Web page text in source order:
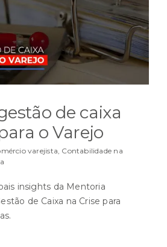
de caixa
o Varejo
varejista, Contabilidade na
insights da Mentoria
de Caixa na Crise para